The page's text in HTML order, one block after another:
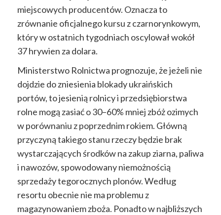
miejscowych producentów. Oznacza to
zrównanie oficjalnego kursu z czarnorynkowym,
który w ostatnich tygodniach oscylował wokół
37 hrywien za dolara.
Ministerstwo Rolnictwa prognozuje, że jeżeli nie
dojdzie do zniesienia blokady ukraińskich
portów, to jesienią rolnicy i przedsiębiorstwa
rolne mogą zasiać o 30–60% mniej zbóż ozimych
w porównaniu z poprzednim rokiem. Główną
przyczyną takiego stanu rzeczy będzie brak
wystarczających środków na zakup ziarna, paliwa
i nawozów, spowodowany niemożnością
sprzedaży tegorocznych plonów. Według
resortu obecnie nie ma problemu z
magazynowaniem zboża. Ponadto w najbliższych